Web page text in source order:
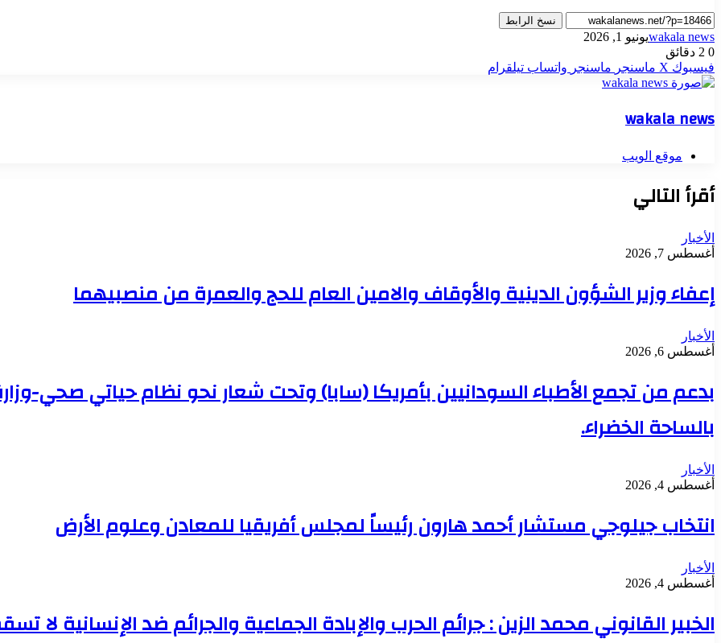
نسخ الرابط
wakala newsيونيو 1, 2026
0
فيسبوك ‫X ماسنجر ماسنجر واتساب تيلقرام
wakala news
موقع الويب
أقرأ التالي
الأخبار
أغسطس 7, 2026
إعفاء وزير الشؤون الدينية والأوقاف والامين العام للحج والعمرة من منصبيهما
الأخبار
أغسطس 6, 2026
بدعم من تجمع الأطباء السودانيين بأمريكا (سابا) وتحت شعار نحو نظام حياتي صحي-
بالساحة الخضراء.
الأخبار
أغسطس 4, 2026
انتخاب جيلوجي مستشار أحمد هارون رئيساً لمجلس أفريقيا للمعادن وعلوم الأرض
الأخبار
أغسطس 4, 2026
الخبير القانوني محمد الزين : جرائم الحرب والإبادة الجماعية والجرائم ضد الإنسانية لا